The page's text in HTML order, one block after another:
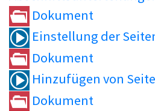
Dokument
Einstellung der
Dokument
Hinzufügen von
Dokument